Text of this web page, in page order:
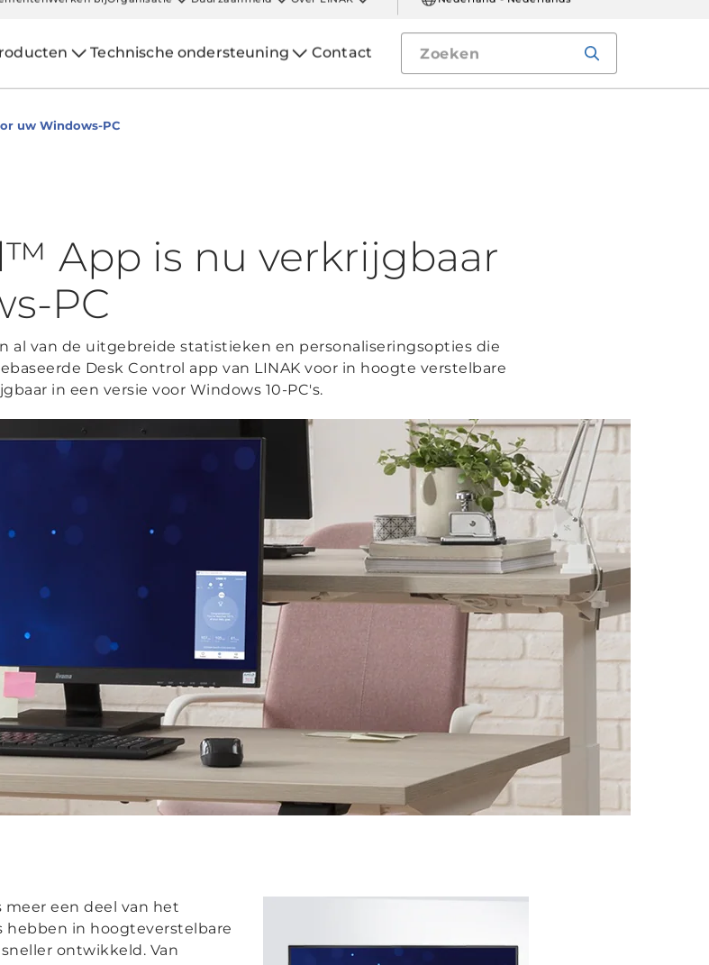
uw Windows-PC
App is nu verkrijgbaar
PC
al van de uitgebreide statistieken en personaliseringsopties die
Desk Control app van LINAK voor in hoogte verstelbare
in een versie voor Windows 10-PC's.
meer een deel van het
hebben in hoogteverstelbare
ontwikkeld. Van